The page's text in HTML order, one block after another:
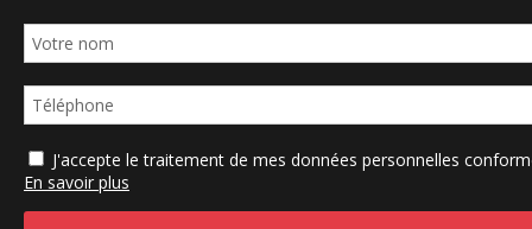
J'accepte le traitement de mes données personnelles
En savoir plus